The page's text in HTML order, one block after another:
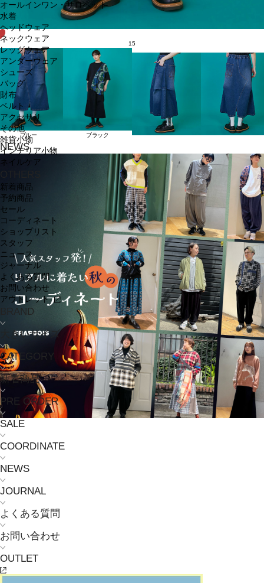
オールインワン・サロペット
水着
ヘッドウェア
ネックウェア
レッグウェア
アンダーウェア
シューズ
バッグ
財布
ベルト
アクセサリ
その他
雑貨小物
インテリア小物
ネイルケア
新着商品
予約商品
セール
コーディネート
ショップリスト
スタッフ
ニュース
ジャーナル
よくある質問
お問い合わせ
アウトレット
BRAND
大きいサイズ
CATEGORY
新着商品
PRE ORDER
SALE
COORDINATE
NEWS
JOURNAL
よくある質問
お問い合わせ
OUTLET
15
ブルー ブラック
NEWS